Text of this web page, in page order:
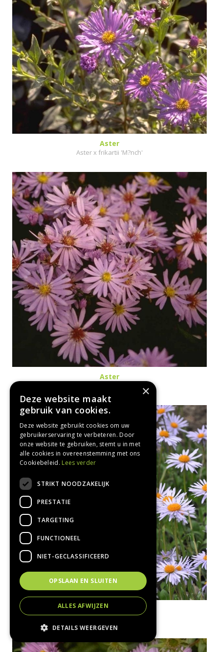
Aster
Aster x frikartii 'M?nch'
Aster
Aster
×
Deze website maakt
gebruik van cookies.
Deze website gebruikt cookies om uw
gebruikerservaring te verbeteren. Door
onze website te gebruiken, stemt u in met
alle cookies in overeenstemming met ons
Cookiebeleid. Lees verder
STRIKT NOODZAKELIJK
PRESTATIE
TARGETING
FUNCTIONEEL
NIET-GECLASSIFICEERD
OPSLAAN EN SLUITEN
ALLES AFWIJZEN
DETAILS WEERGEVEN